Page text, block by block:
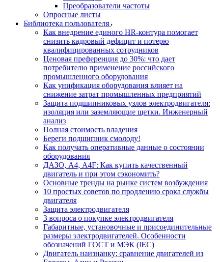
Преобразователи частоты
Опросные листы
Библиотека пользователя
Как внедрение единого HR-контура помогает
снизить кадровый дефицит и потерю
квалифицированных сотрудников
Ценовая преференция до 30%: что дает
потребителю применение российского
промышленного оборудования
Как унификация оборудования влияет на
снижение затрат промышленных предприятий
Защита подшипниковых узлов электродвигателя:
изоляция или заземляющие щетки. Инженерный
анализ
Полная стоимость владения
Береги подшипник смолоду!
Как получать оперативные данные о состоянии
оборудования
ДАЗО, А4, А4F: Как купить качественный
двигатель и при этом сэкономить?
Основные тренды на рынке систем возбуждения
10 простых советов по продлению срока службы
двигателя
Защита электродвигателя
3 вопроса о покупке электродвигателя
Габаритные, установочные и присоединительные
размеры электродвигателей. Особенности
обозначений ГОСТ и МЭК (IEC)
Двигатель наизнанку: сравнение двигателей из